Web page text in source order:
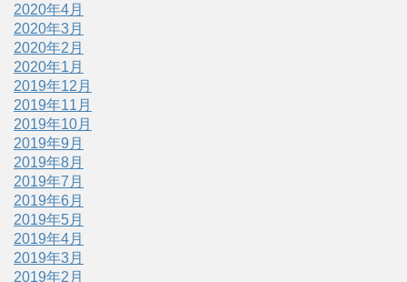
2020年4月
2020年3月
2020年2月
2020年1月
2019年12月
2019年11月
2019年10月
2019年9月
2019年8月
2019年7月
2019年6月
2019年5月
2019年4月
2019年3月
2019年2月